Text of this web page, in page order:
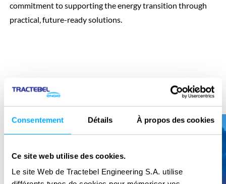
Consentement Détails À propos des cookies
Ce site web utilise des cookies.
Le site Web de Tractebel Engineering S.A. utilise
commitment to supporting the energy transition through
practical, future-ready solutions.